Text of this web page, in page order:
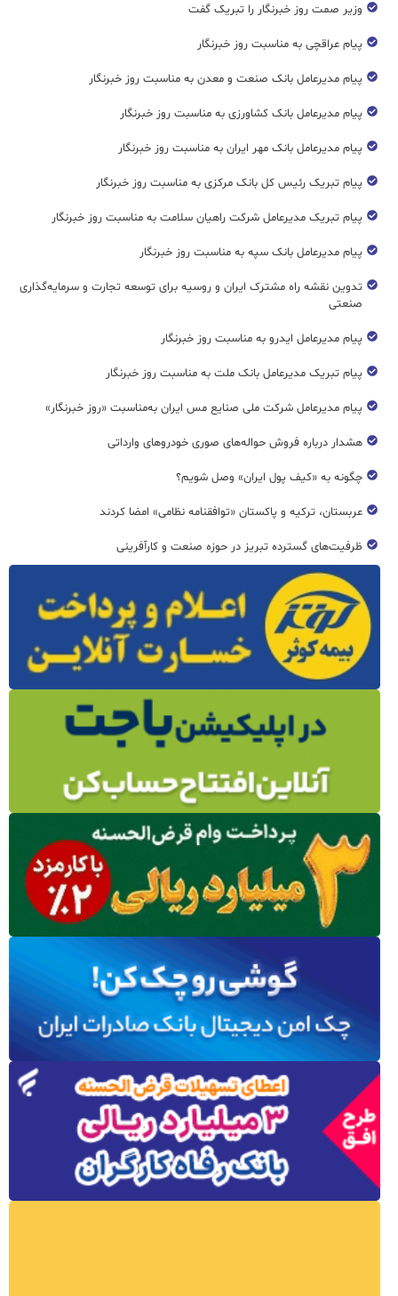
وزیر صمت روز خبرنگار را تبریک گفت
پیام عراقچی به مناسبت روز خبرنگار
پیام مدیرعامل بانک صنعت و معدن به مناسبت روز خبرنگار
پیام مدیرعامل بانک کشاورزی به مناسبت روز خبرنگار
پیام مدیرعامل بانک مهر ایران به مناسبت روز خبرنگار
پیام تبریک رئیس کل بانک مرکزی به مناسبت روز خبرنگار
پیام تبریک مدیرعامل شرکت راهیان سلامت به مناسبت روز خبرنگار
پیام مدیرعامل بانک سپه به مناسبت روز خبرنگار
تدوین نقشه راه مشترک ایران و روسیه برای توسعه تجارت و سرمایه‌گذاری
صنعتی
پیام مدیرعامل ایدرو به مناسبت روز خبرنگار
پیام تبریک مدیرعامل بانک ملت به مناسبت روز خبرنگار
پیام مدیرعامل شرکت ملی صنایع مس ایران به‌مناسبت «روز خبرنگار»
هشدار درباره فروش حواله‌های صوری خودروهای وارداتی
چگونه به «کیف پول ایران» وصل شویم؟
عربستان، ترکیه و پاکستان «توافقنامه نظامی» امضا کردند
ظرفیت‌های گسترده‌ تبریز در حوزه صنعت و کارآفرینی